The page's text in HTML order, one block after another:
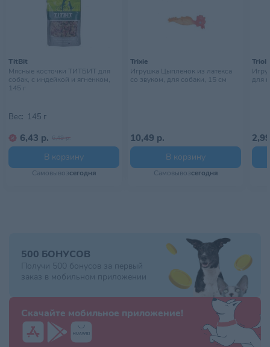
TitBit
Мясные косточки ТИТБИТ для
собак, с индейкой и ягненком,
145 г
Вес: 145 г
6,43 р. 6,49 р.
В корзину
Самовывозсегодня
Trixie
Игрушка Цыпленок из латекса
со звуком, для собаки, 15 см
10,49 р.
В корзину
Самовывозсегодня
Triol
для
500 БОНУСОВ
Получи 500 бонусов за первый
заказ в мобильном приложении
Скачайте мобильное приложение!